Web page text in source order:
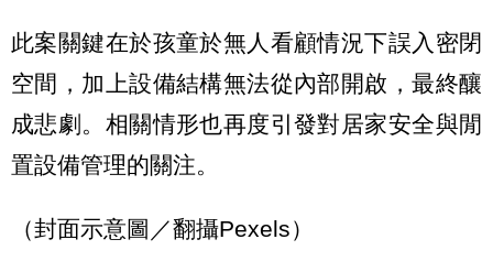
此案關鍵在於孩童於無人看顧情況下誤入密閉
空間，加上設備結構無法從內部開啟，最終釀
成悲劇。相關情形也再度引發對居家安全與閒
置設備管理的關注。
（封面示意圖／翻攝Pexels）